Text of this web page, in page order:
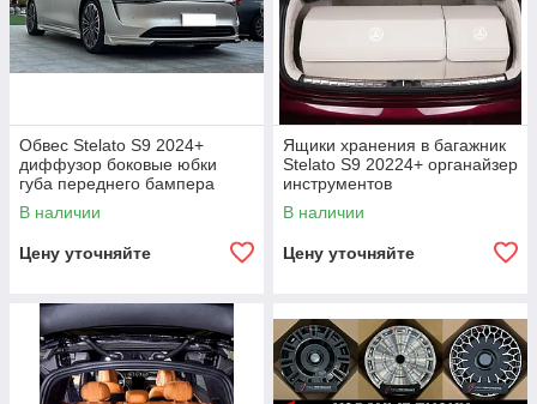
Обвес Stelato S9 2024+
диффузор боковые юбки
губа переднего бампера
В наличии
Цену уточняйте
Ящики хранения в багажник
Stelato S9 20224+ органайзер
инструментов
экспедиционный ящик
В наличии
Цену уточняйте